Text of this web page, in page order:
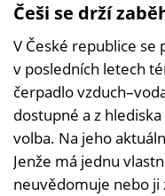
Češi se drží
V České republice
v posledních letech
čerpadlo
dostupné a z
volba. Na jeho
Jenže má jednu
neuvědomuje nebo ji